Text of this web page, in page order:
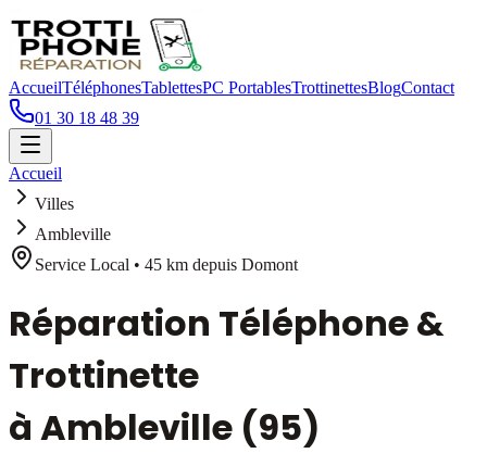
AccueilTéléphonesTablettesPC PortablesTrottinettesBlogContact
01 30 18 48 39
Accueil
Villes
Ambleville
Service Local • 45 km depuis Domont
Réparation Téléphone &
Trottinette
à Ambleville (95)